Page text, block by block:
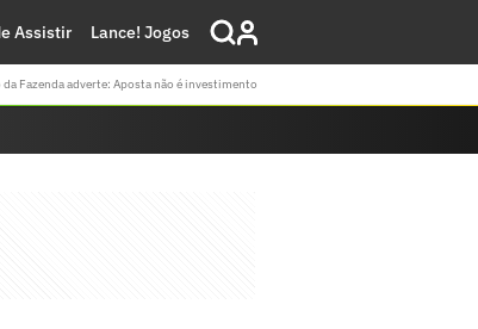
Assistir Lance! Jogos
Fazenda adverte: Aposta não é investimento